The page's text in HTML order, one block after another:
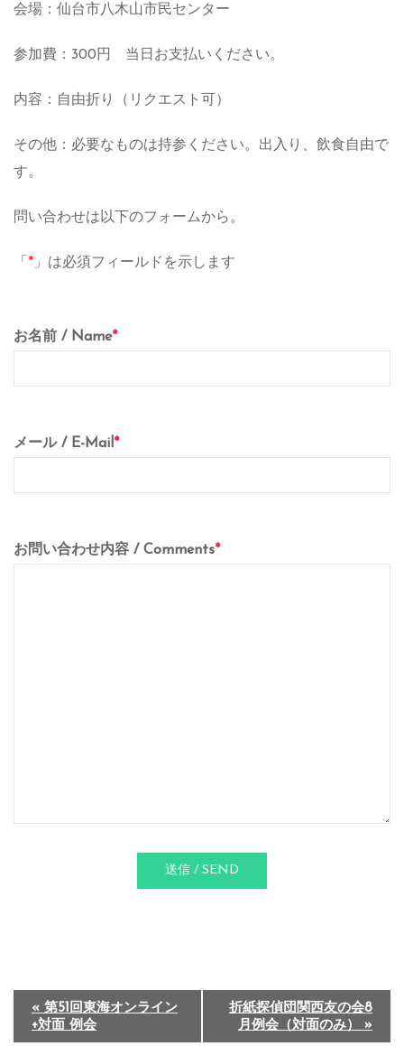
会場：仙台市八木山市民センター
参加費：300円 当日お支払いください。
内容：自由折り（リクエスト可）
その他：必要なものは持参ください。出入り、飲食自由で
す。
問い合わせは以下のフォームから。
「 * 」は必須フィールドを示します
お名前 / Name*
メール / E-Mail*
お問い合わせ内容 / Comments*
送信 / SEND
イ
ベ
« 第51回東海オンライン
+対面 例会
折紙探偵団関西友の会8
月例会（対面のみ） »